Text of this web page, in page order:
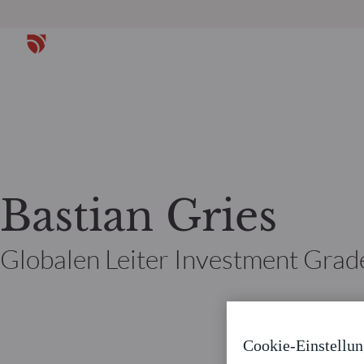
Bastian Gries
Globalen Leiter Investment
Cookie-